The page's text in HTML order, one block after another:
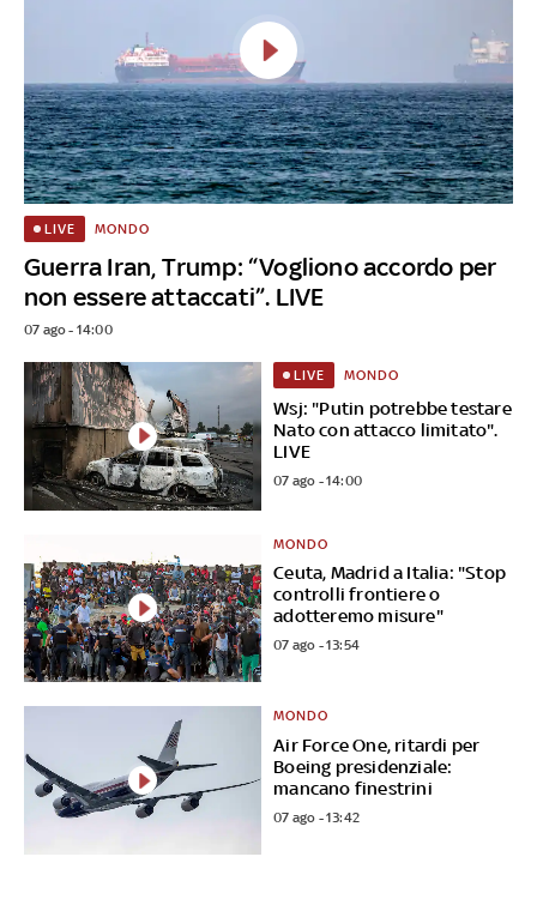
Guerra Iran, Trump: “Vogliono accordo per
non essere attaccati”. LIVE
LIVE MONDO
07 ago - 14:00
Wsj: "Putin potrebbe testare
Nato con attacco limitato".
LIVE
LIVE MONDO
07 ago - 14:00
Ceuta, Madrid a Italia: "Stop
controlli frontiere o
adotteremo misure"
MONDO
07 ago - 13:54
Air Force One, ritardi per
Boeing presidenziale:
mancano finestrini
MONDO
07 ago - 13:42